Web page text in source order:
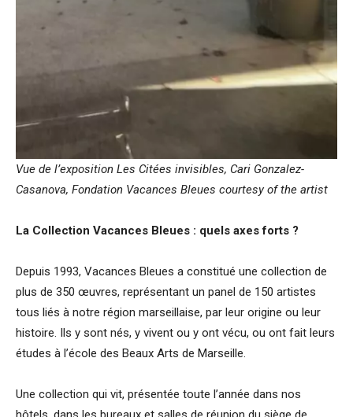
Vue de l’exposition Les Citées invisibles, Cari Gonzalez-
Casanova, Fondation Vacances Bleues courtesy of the artist
La Collection Vacances Bleues : quels axes forts ?
Depuis 1993, Vacances Bleues a constitué une collection de
plus de 350 œuvres, représentant un panel de 150 artistes
tous liés à notre région marseillaise, par leur origine ou leur
histoire. Ils y sont nés, y vivent ou y ont vécu, ou ont fait leurs
études à l’école des Beaux Arts de Marseille.
Une collection qui vit, présentée toute l’année dans nos